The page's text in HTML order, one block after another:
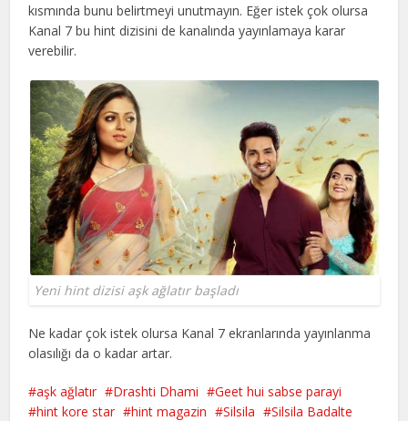
kısmında bunu belirtmeyi unutmayın. Eğer istek çok olursa
Kanal 7 bu hint dizisini de kanalında yayınlamaya karar
verebilir.
Yeni hint dizisi aşk ağlatır başladı
Ne kadar çok istek olursa Kanal 7 ekranlarında yayınlanma
olasılığı da o kadar artar.
aşk ağlatır Drashti Dhami
Geet hui sabse parayi
hint kore star
hint magazin Silsila
Silsila Badalte